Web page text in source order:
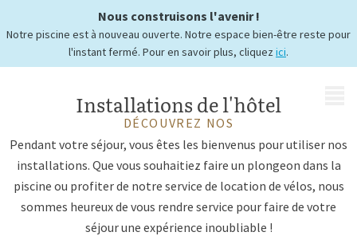
Nous construisons l'avenir !
Notre piscine est à nouveau ouverte. Notre espace bien-être reste pour
l'instant fermé. Pour en savoir plus, cliquez ici.
hôtelières
Installations de l'hôtel
DÉCOUVREZ NOS
Pendant votre séjour, vous êtes les bienvenus pour utiliser nos
installations. Que vous souhaitiez faire un plongeon dans la
piscine ou profiter de notre service de location de vélos, nous
sommes heureux de vous rendre service pour faire de votre
séjour une expérience inoubliable !